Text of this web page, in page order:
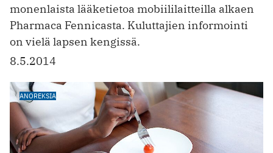
monenlaista lääketietoa mobiililaitteilla alkaen
Pharmaca Fennicasta. Kuluttajien informointi
on vielä lapsen kengissä.
8.5.2014
ANOREKSIA